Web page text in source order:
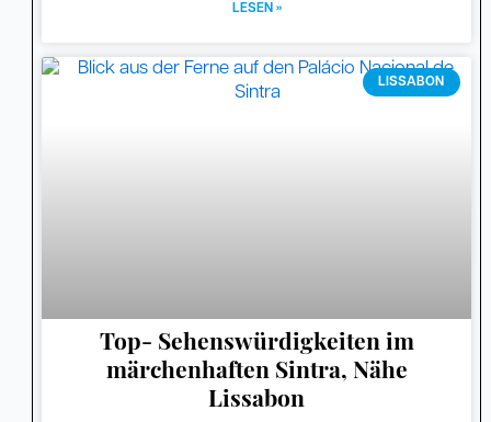
LESEN »
LISSABON
Top- Sehenswürdigkeiten im
märchenhaften Sintra, Nähe
Lissabon